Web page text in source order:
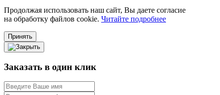
Продолжая использовать наш сайт, Вы даете согласие
на обработку файлов cookie. Читайте подробнее
Принять
Заказать в один клик